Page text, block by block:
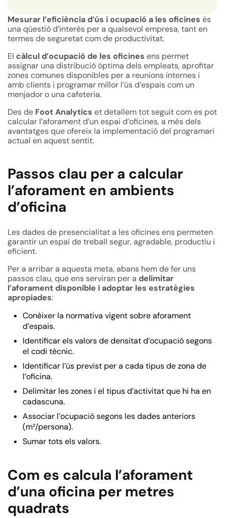
Mesurar l’eficiència d’ús i ocupació a les oficines és
una qüestió d’interès per a qualsevol empresa, tant en
termes de seguretat com de productivitat.
El càlcul d’ocupació de les oficines ens permet
assignar una distribució òptima dels empleats, aprofitar
zones comunes disponibles per a reunions internes i
amb clients i programar millor l’ús d’espais com un
menjador o una cafeteria.
Des de Foot Analytics et detallem tot seguit com es pot
calcular l’aforament d’un espai d’oficines, a més dels
avantatges que ofereix la implementació del programari
actual en aquest sentit.
Passos clau per a calcular
l’aforament en ambients
d’oficina
Les dades de presencialitat a les oficines ens permeten
garantir un espai de treball segur, agradable, productiu i
eficient.
Per a arribar a aquesta meta, abans hem de fer uns
passos clau, que ens serviran per a delimitar
l’aforament disponible i adoptar les estratègies
apropiades:
Conèixer la normativa vigent sobre aforament
d’espais.
Identificar els valors de densitat d’ocupació segons
el codi tècnic.
Identificar l’ús previst per a cada tipus de zona de
l’oficina.
Delimitar les zones i el tipus d’activitat que hi ha en
cadascuna.
Associar l’ocupació segons les dades anteriors
(m²/persona).
Sumar tots els valors.
Com es calcula l’aforament
d’una oficina per metres
quadrats